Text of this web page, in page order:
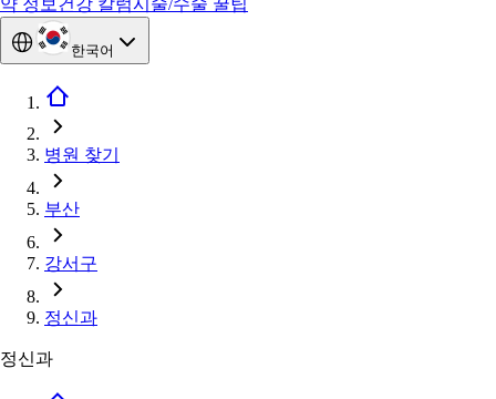
약 정보 건강 칼럼시술/수술 꿀팁
한국어
병원 찾기
부산
강서구
정신과
정신과